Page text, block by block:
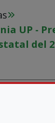
UP -
del